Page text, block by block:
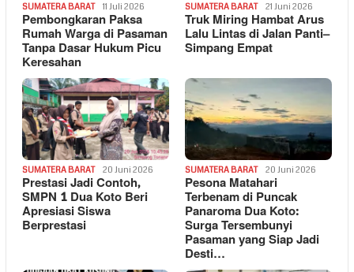
SUMATERA BARAT 11 Juli 2026
Pembongkaran Paksa
Rumah Warga di Pasaman
Tanpa Dasar Hukum Picu
Keresahan
SUMATERA BARAT 21 Juni 2026
Truk Miring Hambat Arus
Lalu Lintas di Jalan Panti–
Simpang Empat
SUMATERA BARAT 20 Juni 2026
Prestasi Jadi Contoh,
SMPN 1 Dua Koto Beri
Apresiasi Siswa
Berprestasi
SUMATERA BARAT 20 Juni 2026
Pesona Matahari
Terbenam di Puncak
Panaroma Dua Koto:
Surga Tersembunyi
Pasaman yang Siap Jadi
Desti…